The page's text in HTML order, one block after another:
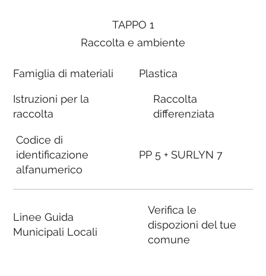
TAPPO 1
Raccolta e ambiente
Famiglia di materiali
Istruzioni per la
raccolta
Codice di
identificazione
alfanumerico
Linee Guida
Municipali Locali
Plastica
Raccolta
differenziata
PP 5 + SURLYN 7
Verifica le
dispozioni del tue
comune